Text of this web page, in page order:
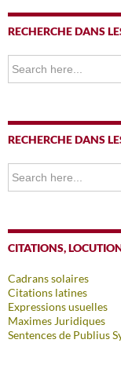
RECHERCHE DANS
Search
for:
RECHERCHE DANS
Search
for:
CITATIONS,
Cadrans solaires
Citations latines
Expressions usuelles
Maximes Juridiques
Sentences de Publius